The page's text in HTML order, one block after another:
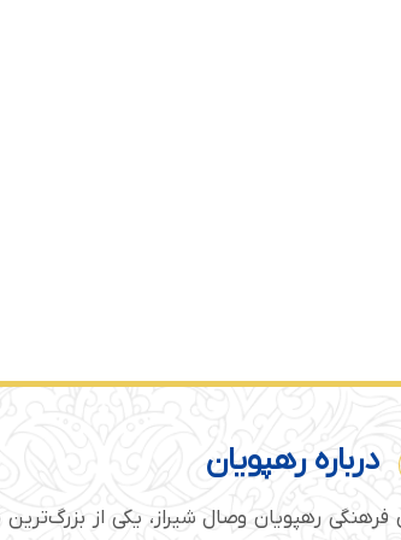
درباره رهپویان
فرهنگی رهپویان وصال شیراز، یکی از